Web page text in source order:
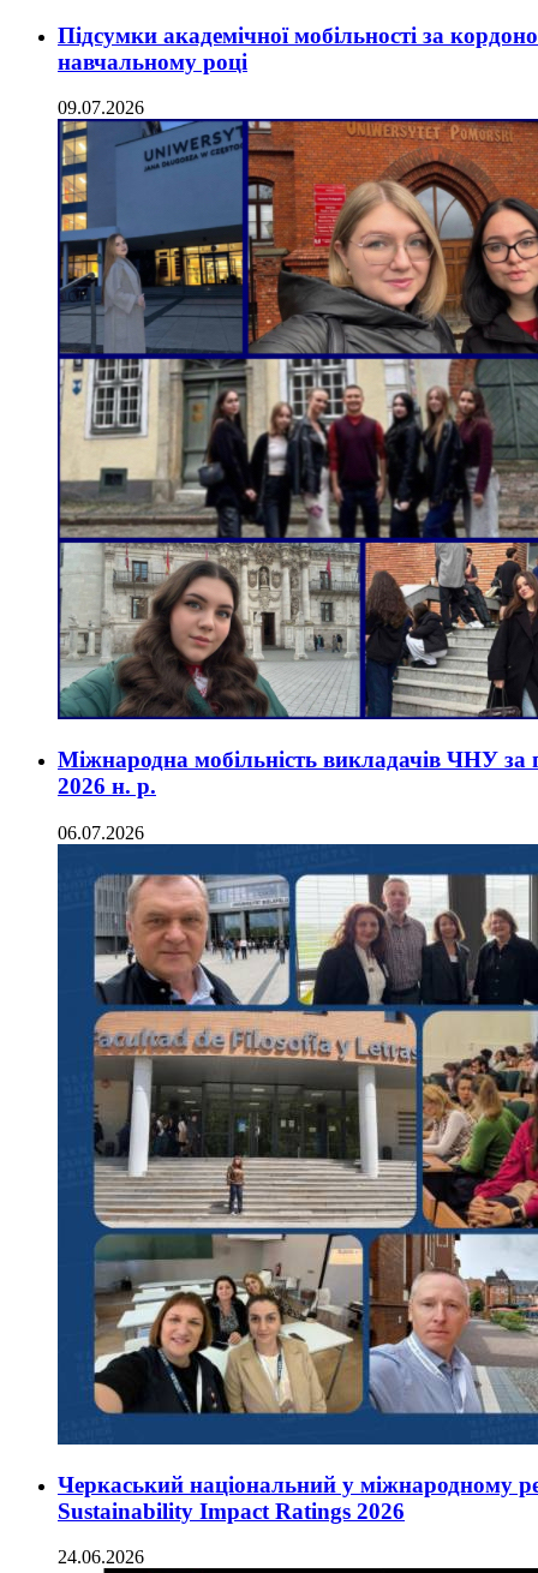
Підсумки академічної мобільності за
навчальному році
09.07.2026
Міжнародна мобільність викладачів ЧНУ
2026 н. р.
06.07.2026
Черкаський національний у міжнародному
Sustainability Impact Ratings 2026
24.06.2026